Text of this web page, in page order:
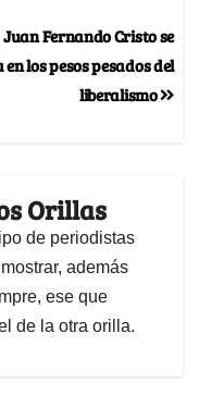
Juan Fernando Cristo se
los pesos pesados del
liberalismo
Orillas
de periodistas
además
ese que
de la otra orilla.